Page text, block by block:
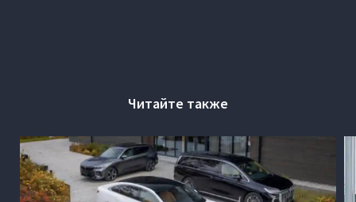
Читайте также